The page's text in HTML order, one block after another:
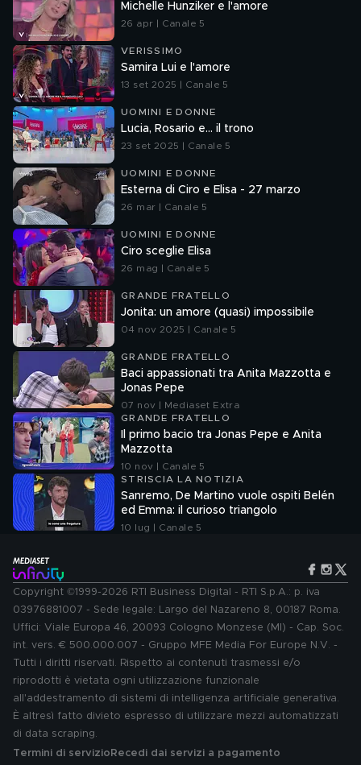
Michelle Hunziker e l'amore
26 apr | Canale 5
VERISSIMO
Samira Lui e l'amore
13 set 2025 | Canale 5
UOMINI E DONNE
Lucia, Rosario e... il trono
23 set 2025 | Canale 5
UOMINI E DONNE
Esterna di Ciro e Elisa - 27 marzo
26 mar | Canale 5
UOMINI E DONNE
Ciro sceglie Elisa
26 mag | Canale 5
GRANDE FRATELLO
Jonita: un amore (quasi) impossibile
04 nov 2025 | Canale 5
GRANDE FRATELLO
Baci appassionati tra Anita Mazzotta e
Jonas Pepe
07 nov | Mediaset Extra
GRANDE FRATELLO
Il primo bacio tra Jonas Pepe e Anita
Mazzotta
10 nov | Canale 5
STRISCIA LA NOTIZIA
Sanremo, De Martino vuole ospiti Belén
ed Emma: il curioso triangolo
10 lug | Canale 5
Copyright ©1999-2026 RTI Business Digital - RTI S.p.A.: p. iva
03976881007 - Sede legale: Largo del Nazareno 8, 00187 Roma.
Uffici: Viale Europa 46, 20093 Cologno Monzese (MI) - Cap. Soc.
int. vers. € 500.000.007 - Gruppo MFE Media For Europe N.V. -
Tutti i diritti riservati. Rispetto ai contenuti trasmessi e/o
riprodotti è vietata ogni utilizzazione funzionale
all'addestramento di sistemi di intelligenza artificiale generativa.
È altresì fatto divieto espresso di utilizzare mezzi automatizzati
di data scraping.
Termini di servizio Recedi dai servizi a pagamento